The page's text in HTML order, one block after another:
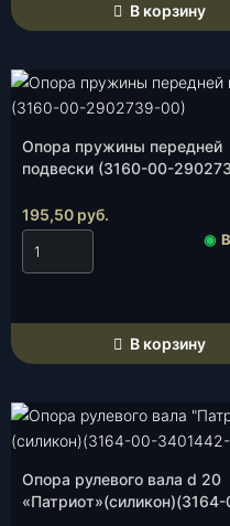
В корзину
Опора пружины передней
подвески (3160-00-
195,50 руб.
◉
В корзину
Опора рулевого вала d 20